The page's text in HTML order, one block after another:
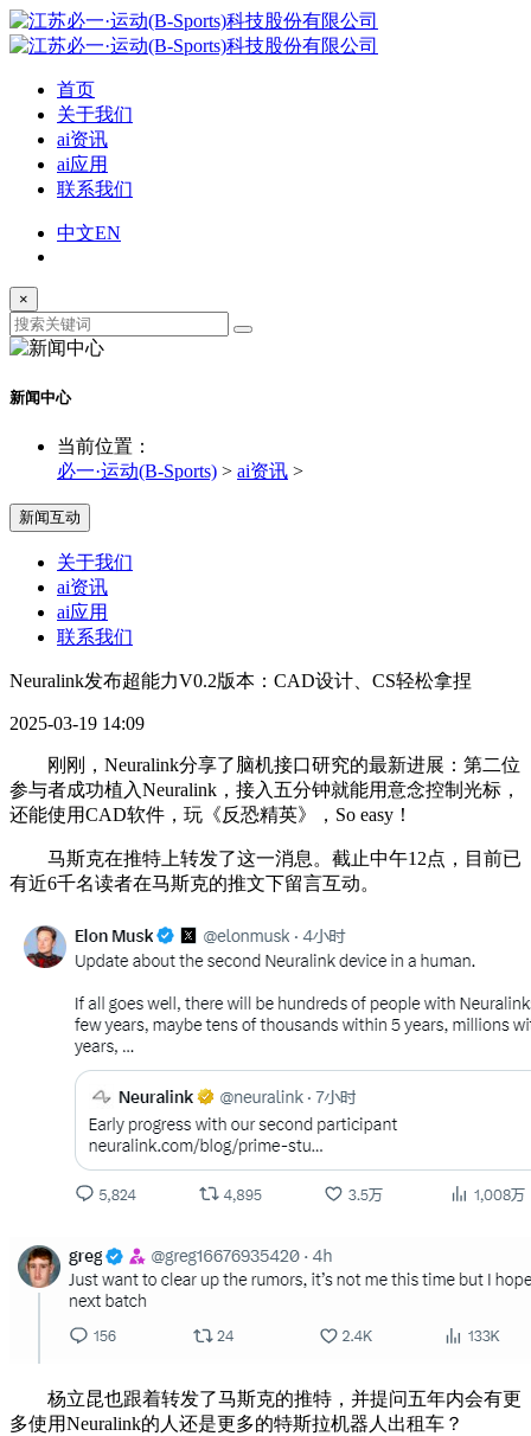
首页
关于我们
ai资讯
ai应用
联系我们
中文EN
×
新闻中心
当前位置：
必一·运动(B-Sports) > ai资讯 >
新闻互动
关于我们
ai资讯
ai应用
联系我们
Neuralink发布超能力V0.2版本：CAD设计、CS轻松拿捏
2025-03-19 14:09
刚刚，Neuralink分享了脑机接口研究的最新进展：第二位
参与者成功植入Neuralink，接入五分钟就能用意念控制光标，
还能使用CAD软件，玩《反恐精英》，So easy！
马斯克在推特上转发了这一消息。截止中午12点，目前已
有近6千名读者在马斯克的推文下留言互动。
杨立昆也跟着转发了马斯克的推特，并提问五年内会有更
多使用Neuralink的人还是更多的特斯拉机器人出租车？